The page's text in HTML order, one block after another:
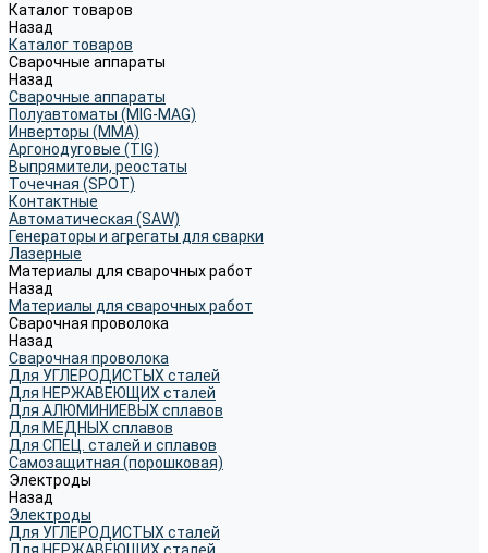
Каталог товаров
Назад
Каталог товаров
Сварочные аппараты
Назад
Сварочные аппараты
Полуавтоматы (MIG-MAG)
Инверторы (MMA)
Аргонодуговые (TIG)
Выпрямители, реостаты
Точечная (SPOT)
Контактные
Автоматическая (SAW)
Генераторы и агрегаты для сварки
Лазерные
Материалы для сварочных работ
Назад
Материалы для сварочных работ
Сварочная проволока
Назад
Сварочная проволока
Для УГЛЕРОДИСТЫХ сталей
Для НЕРЖАВЕЮЩИХ сталей
Для АЛЮМИНИЕВЫХ сплавов
Для МЕДНЫХ сплавов
Для СПЕЦ. сталей и сплавов
Самозащитная (порошковая)
Электроды
Назад
Электроды
Для УГЛЕРОДИСТЫХ сталей